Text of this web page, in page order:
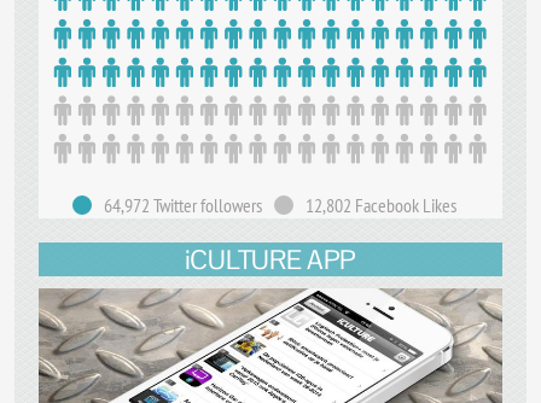
64,972 Twitter followers 12,802 Facebook Likes
iCULTURE APP